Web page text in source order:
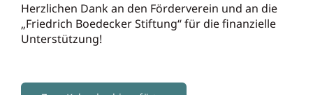
Herzlichen Dank an den Förderverein und an die
„Friedrich Boedecker Stiftung“ für die finanzielle
Unterstützung!